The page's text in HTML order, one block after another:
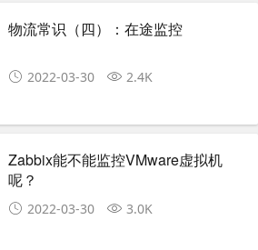
物流常识（四）：在途监控
2022-03-30 2.4K
Zabbix能不能监控VMware虚拟机
呢？
2022-03-30 3.0K